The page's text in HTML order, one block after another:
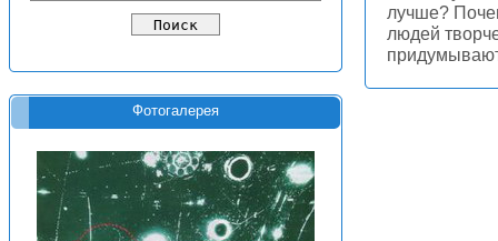
Фотогалерея
лучше?
людей